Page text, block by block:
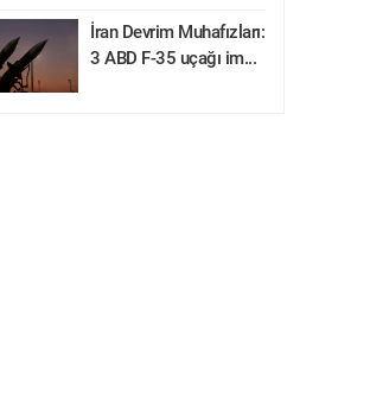
İran Devrim Muhafızları:
3 ABD F-35 uçağı im...